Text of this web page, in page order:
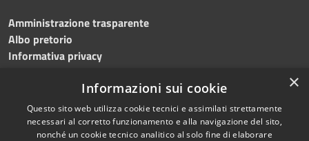
Amministrazione trasparente
Albo pretorio
Informativa privacy
Dichiarazione di accessibilità Meccanismo di feedback ×
Informazioni sui cookie
Questo sito web utilizza cookie tecnici e assimilati strettamente
necessari al corretto funzionamento e alla navigazione del sito,
nonché un cookie tecnico analitico al solo fine di elaborare